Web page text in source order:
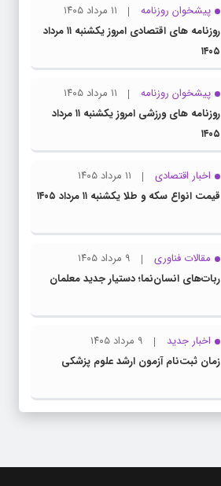
پیشخوان روزنامه
۱۱ مرداد ۱۴۰۵
روزنامه های اقتصادی امروز یکشنبه ۱۱ مرداد
۱۴۰۵
پیشخوان روزنامه
۱۱ مرداد ۱۴۰۵
روزنامه های ورزشی امروز یکشنبه ۱۱ مرداد
۱۴۰۵
اخبار اقتصادی
۱۱ مرداد ۱۴۰۵
قیمت انواع سکه و طلا یکشنبه ۱۱ مرداد ۱۴۰۵
مقالات فناوری
۹ مرداد ۱۴۰۵
ربات‌های انسان‌نما؛ دستیار جدید معلمان
اخبار جدید
۹ مرداد ۱۴۰۵
زمان ثبت‌نام آزمون ارشد علوم پزشکی